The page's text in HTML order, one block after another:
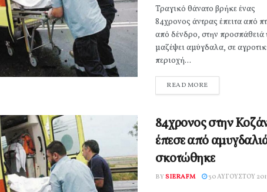
Τραγικό θάνατο βρήκε ένας
84χρονος άντρας έπειτα από
από δένδρο, στην προσπάθειά
μαζέψει αμύγδαλα, σε
περιοχή...
READ MORE
84χρονος στην
έπεσε από
σκοτώθηκε
BYSIERAFM 30 ΑΥΓΟΎΣΤΟΥ